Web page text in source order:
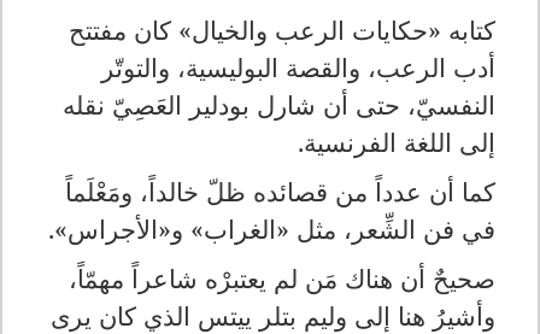
كتابه «حكايات الرعب والخيال» كان مفتتح
أدب الرعب، والقصة البوليسية، والتوتّر
النفسيّ، حتى أن شارل بودلير العَصِيّ نقله
إلى اللغة الفرنسية.
كما أن عدداً من قصائده ظلّ خالداً، ومَعْلَماً
في فن الشِّعر، مثل «الغراب» و«الأجراس».
صحيحٌ أن هناك مَن لم يعتبرْه شاعراً مهمّاً،
وأشيرُ هنا إلى وليم بتلر ييتس الذي كان يرى